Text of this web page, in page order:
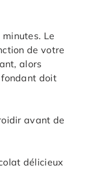
Le
de votre
alors
doit
avant de
délicieux